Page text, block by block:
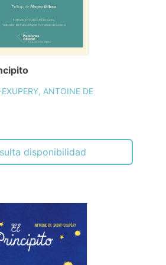
ANTOINE DE
disponibilidad